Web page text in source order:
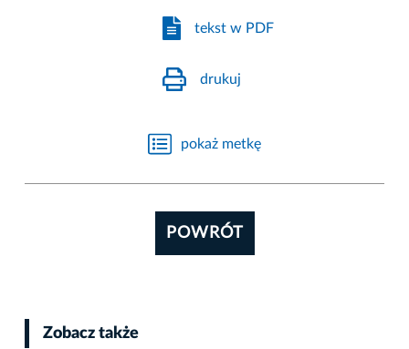
tekst w PDF
drukuj
pokaż metkę
POWRÓT
Zobacz także